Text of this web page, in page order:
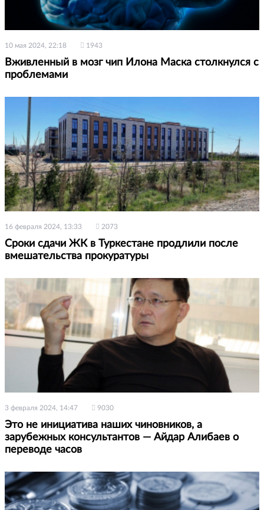
10 мая 2024, 22:18 1943
Вживленный в мозг чип Илона Маска столкнулся с
проблемами
16 февраля 2024, 13:33 2073
Сроки сдачи ЖК в Туркестане продлили после
вмешательства прокуратуры
3 февраля 2024, 14:47 9030
Это не инициатива наших чиновников, а
зарубежных консультантов — Айдар Алибаев о
переводе часов